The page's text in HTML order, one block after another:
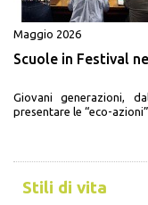
Maggio 2026
Scuole in Festival
Giovani generazioni,
presentare le “eco-
Stili di vita